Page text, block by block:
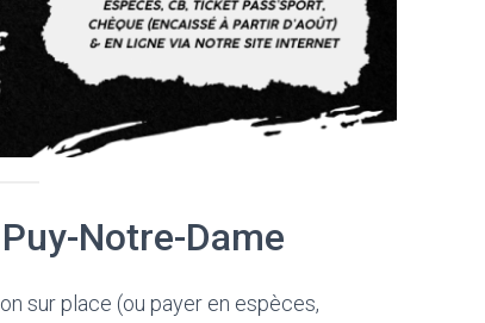
Notre-Dame
sur place (ou payer en espèces,